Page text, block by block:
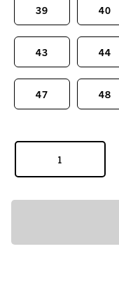
39 40
43 44
47 48